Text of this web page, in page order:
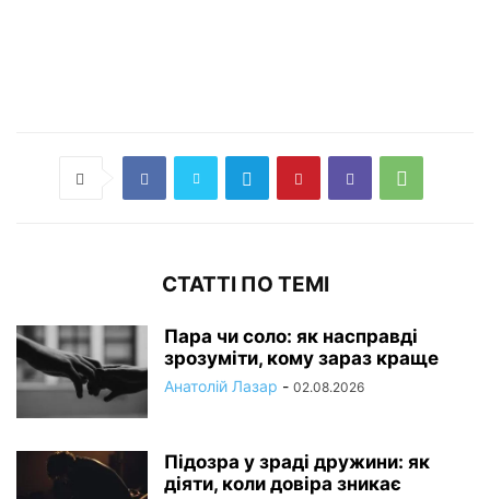
СТАТТІ ПО ТЕМІ
Пара чи соло: як насправді
зрозуміти, кому зараз краще
Анатолій Лазар - 02.08.2026
Підозра у зраді дружини: як
діяти, коли довіра зникає